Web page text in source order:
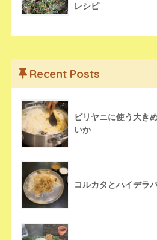
レシピ
Recent Posts
ビリヤニに使う大き
いか
コルカタとハイデラ